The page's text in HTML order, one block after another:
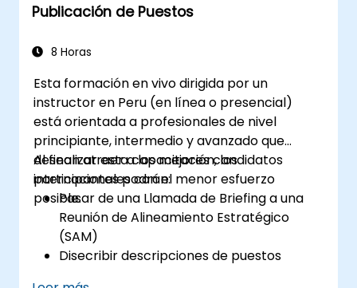
Publicación de Puestos
8 Horas
Esta formación en vivo dirigida por un
instructor en Peru (en línea o presencial)
está orientada a profesionales de nivel
principiante, intermedio y avanzado que
desean atraer a los mejores candidatos
internacionales con el menor esfuerzo
posible.
Al finalizar esta capacitación, los
participantes podrán:
Pasar de una Llamada de Briefing a una
Reunión de Alineamiento Estratégico
(SAM)
Disecribir descripciones de puestos